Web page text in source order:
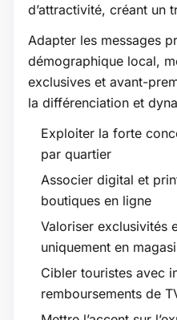
d’attractivité, créant un
Adapter les messages
démographique local,
exclusives et avant-
la différenciation et
Exploiter la forte
par quartier
Associer digital et
boutiques en ligne
Valoriser exclusivités
uniquement en
Cibler touristes avec
remboursements de